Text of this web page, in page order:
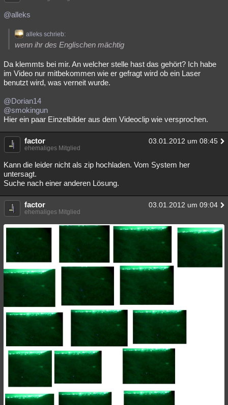
@alleks
alleks schrieb:
wenn ihr des Englischen mächtig
Da klemmts bei mir. An welcher stelle hast das gehört? Ich habe
im Video nur mitbekommen wie er gefragt wird ob ein Laser
benutzt wird, was verneit wurde.
@Dorian14
@smokingun
Hier ein paar Einzelbilder aus dem Videoclip wie versprochen.
factor 03.01.2012 um 08:45
ehemaliges Mitglied
Kann die leider nicht als zip hochladen. Vom System her
untersagt.
Suche nach einer anderen Lösung.
factor 03.01.2012 um 09:04
ehemaliges Mitglied